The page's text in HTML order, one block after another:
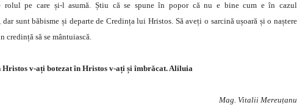
rolul pe care și-l asumă. Știu că se spune în popor că nu e bine cum e în cazul
sunt băbisme și departe de Credința lui Hristos. Să aveți o sarcină ușoară și o naștere
credință să se mântuiască.
Hristos v-ați botezat în Hristos v-ați și îmbrăcat. Aliluia
Mag. Vitalii Mereuțanu